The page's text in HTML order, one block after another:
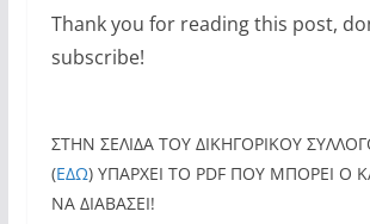
Thank you for reading this post,
subscribe!
ΣΤΗΝ ΣΕΛΙΔΑ ΤΟΥ ΔΙΚΗΓΟΡΙΚΟΥ
(ΕΔΩ) ΥΠΑΡΧΕΙ ΤΟ PDF ΠΟΥ ΜΠΟΡΕΙ Ο
ΝΑ ΔΙΑΒΑΣΕΙ!